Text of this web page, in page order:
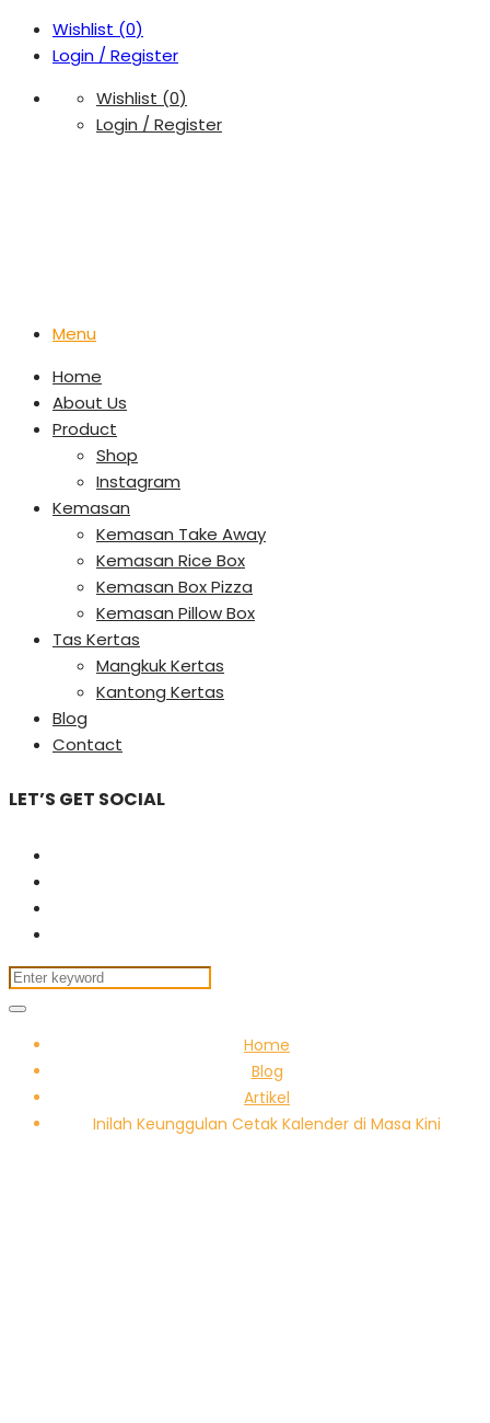
Wishlist (0)
Login / Register
Wishlist (0)
Login / Register
Menu
Home
About Us
Product
Shop
Instagram
Kemasan
Kemasan Take Away
Kemasan Rice Box
Kemasan Box Pizza
Kemasan Pillow Box
Tas Kertas
Mangkuk Kertas
Kantong Kertas
Blog
Contact
LET’S GET SOCIAL
Home
Blog
Artikel
Inilah Keunggulan Cetak Kalender di Masa Kini